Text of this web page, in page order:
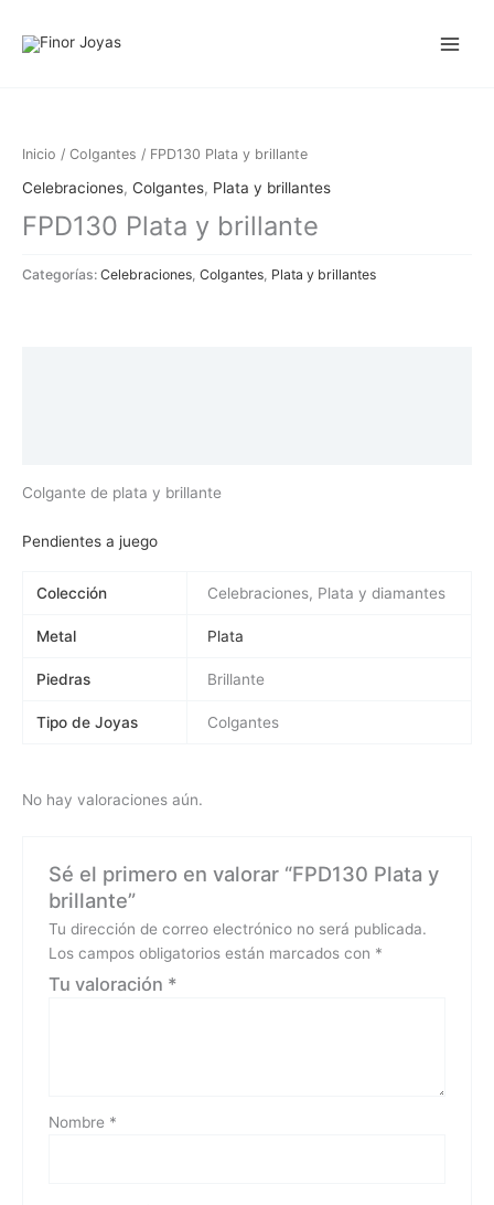
Inicio / Colgantes / FPD130 Plata y brillante
Celebraciones, Colgantes, Plata y brillantes
FPD130 Plata y brillante
Categorías: Celebraciones Colgantes Plata y brillantes
Colgante de plata y brillante
Pendientes a juego
Colección Celebraciones, Plata y diamantes
Metal Plata
Piedras Brillante
Tipo de Joyas Colgantes
No hay valoraciones aún.
Sé el primero en valorar “FPD130 Plata y
brillante”
Tu dirección de correo electrónico no será publicada.
Los campos obligatorios están marcados con *
Tu valoración *
Nombre *